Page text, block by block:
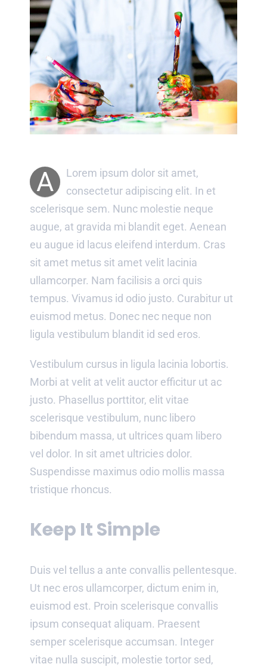
A
Lorem ipsum dolor sit amet,
consectetur adipiscing elit. In et
scelerisque sem. Nunc molestie neque
augue, at gravida mi blandit eget. Aenean
eu augue id lacus eleifend interdum. Cras
sit amet metus sit amet velit lacinia
ullamcorper. Nam facilisis a orci quis
tempus. Vivamus id odio justo. Curabitur ut
euismod metus. Donec nec neque non
ligula vestibulum blandit id sed eros.
Vestibulum cursus in ligula lacinia lobortis.
Morbi at velit at velit auctor efficitur ut ac
justo. Phasellus porttitor, elit vitae
scelerisque vestibulum, nunc libero
bibendum massa, ut ultrices quam libero
vel dolor. In sit amet ultricies dolor.
Suspendisse maximus odio mollis massa
tristique rhoncus.
Keep It Simple
Duis vel tellus a ante convallis pellentesque.
Ut nec eros ullamcorper, dictum enim in,
euismod est. Proin scelerisque convallis
ipsum consequat aliquam. Praesent
semper scelerisque accumsan. Integer
vitae nulla suscipit, molestie tortor sed,